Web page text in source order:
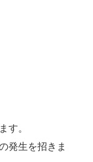
す。
発生を招きま